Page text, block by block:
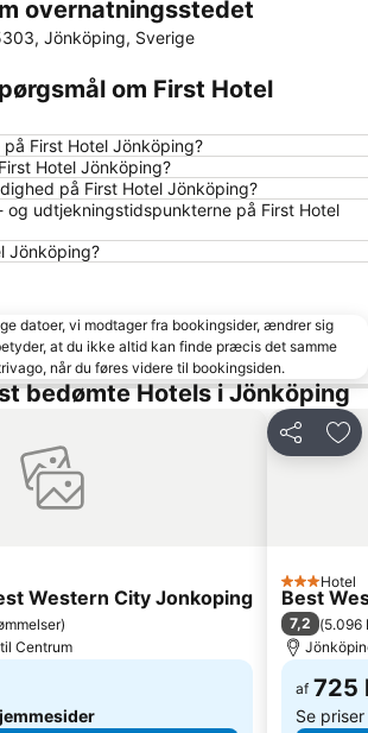
overnatningsstedet
Jönköping, Sverige
om First Hotel
First Hotel Jönköping?
Hotel Jönköping?
på First Hotel Jönköping?
og udtjekningstidspunkterne på First Hotel
Jönköping?
datoer, vi modtager fra bookingsider, ændrer sig
at du ikke altid kan finde præcis det samme
når du føres videre til bookingsiden.
bedømte Hotels i Jönköping
Western City Jonkoping
)
Centrum
Del
3 Stjerner
Hotel
Best
7,2 (5.096
af 725
Se